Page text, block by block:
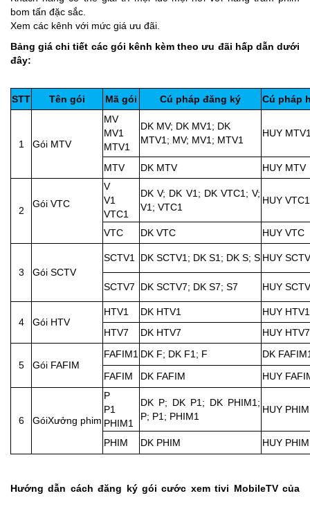
bom tấn đặc sắc.
Xem các kênh với mức giá ưu đãi.
Bảng giá chi tiết các gói kênh kèm theo ưu đãi hấp dẫn dưới
đây:
STT Tên gói Mã gói Cú pháp đăng ký Cú pháp
1 Gói MTV
MV
MV1
MTV1
DK MV; DK MV1; DK
MTV1; MV; MV1; MTV1
HUY
MTV DK MTV HUY MTV
2
Gói VTC
V
V1
VTC1
DK V; DK V1; DK VTC1; V;
V1; VTC1
HUY VTC1
VTC DK VTC HUY VTC
3 Gói SCTV
SCTV1 DK SCTV1; DK S1; DK S; S HUY
SCTV7 DK SCTV7; DK S7; S7 HUY
4 Gói HTV
HTV1 DK HTV1
HUY HTV1
HTV7
DK HTV7 HUY HTV7
5 Gói FAFIM
FAFIM1 DK F; DK F1; F
DK
FAFIM
DK FAFIM HUY
6 GóiXưởng phim
P
P1
PHIM1
DK P; DK P1; DK PHIM1;
P; P1; PHIM1
HUY
PHIM DK PHIM HUY PHIM
Hướng dẫn cách đăng ký gói cước xem tivi MobileTV của